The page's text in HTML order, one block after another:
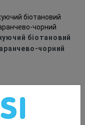
біотановий
чорний